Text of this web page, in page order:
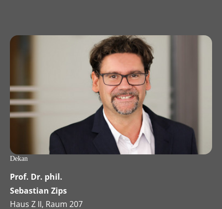
Dekan
Prof. Dr. phil.
Sebastian Zips
Haus Z II, Raum 207